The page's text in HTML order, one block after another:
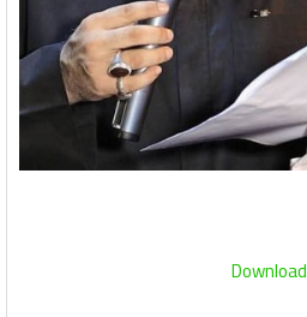
Download